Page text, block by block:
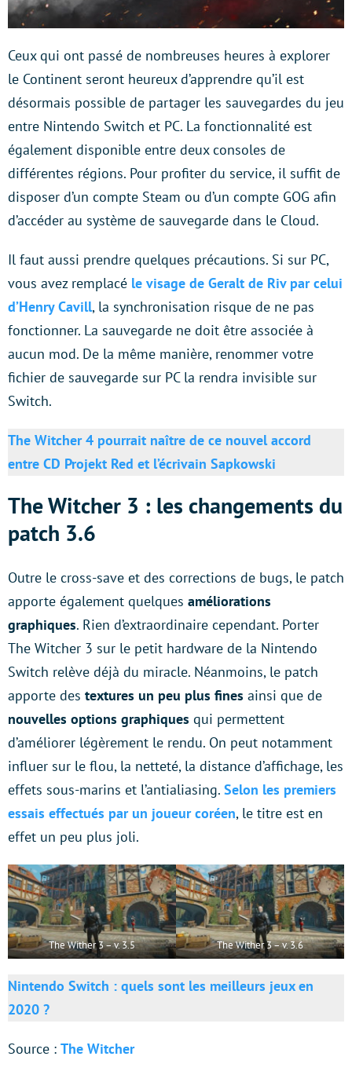
Ceux qui ont passé de nombreuses heures à explorer
le Continent seront heureux d’apprendre qu’il est
désormais possible de partager les sauvegardes du jeu
entre Nintendo Switch et PC. La fonctionnalité est
également disponible entre deux consoles de
différentes régions. Pour profiter du service, il suffit de
disposer d’un compte Steam ou d’un compte GOG afin
d’accéder au système de sauvegarde dans le Cloud.
Il faut aussi prendre quelques précautions. Si sur PC,
vous avez remplacé le visage de Geralt de Riv par celui
d’Henry Cavill, la synchronisation risque de ne pas
fonctionner. La sauvegarde ne doit être associée à
aucun mod. De la même manière, renommer votre
fichier de sauvegarde sur PC la rendra invisible sur
Switch.
The Witcher 4 pourrait naître de ce nouvel accord
entre CD Projekt Red et l’écrivain Sapkowski
The Witcher 3 : les changements du
patch 3.6
Outre le cross-save et des corrections de bugs, le patch
apporte également quelques améliorations
graphiques. Rien d’extraordinaire cependant. Porter
The Witcher 3 sur le petit hardware de la Nintendo
Switch relève déjà du miracle. Néanmoins, le patch
apporte des textures un peu plus fines ainsi que de
nouvelles options graphiques qui permettent
d’améliorer légèrement le rendu. On peut notamment
influer sur le flou, la netteté, la distance d’affichage, les
effets sous-marins et l’antialiasing. Selon les premiers
essais effectués par un joueur coréen, le titre est en
effet un peu plus joli.
The Wither 3 – v. 3.5 The Wither 3 – v. 3.6
Nintendo Switch : quels sont les meilleurs jeux en
2020 ?
Source : The Witcher